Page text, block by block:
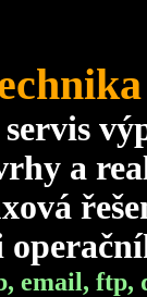
servis
a
email, ftp,